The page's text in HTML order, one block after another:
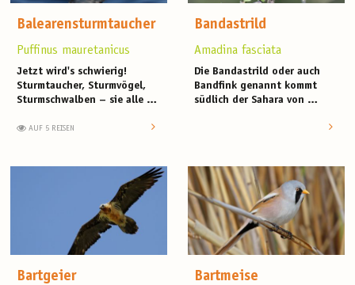
Balearensturmtaucher
Puffinus mauretanicus
Jetzt wird's schwierig!
Sturmtaucher, Sturmvögel,
Sturmschwalben – sie alle …
AUF 5 REISEN
Bandastrild
Amadina fasciata
Die Bandastrild oder auch
Bandfink genannt kommt
südlich der Sahara von …
Bartgeier Bartmeise